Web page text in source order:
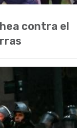
contra el